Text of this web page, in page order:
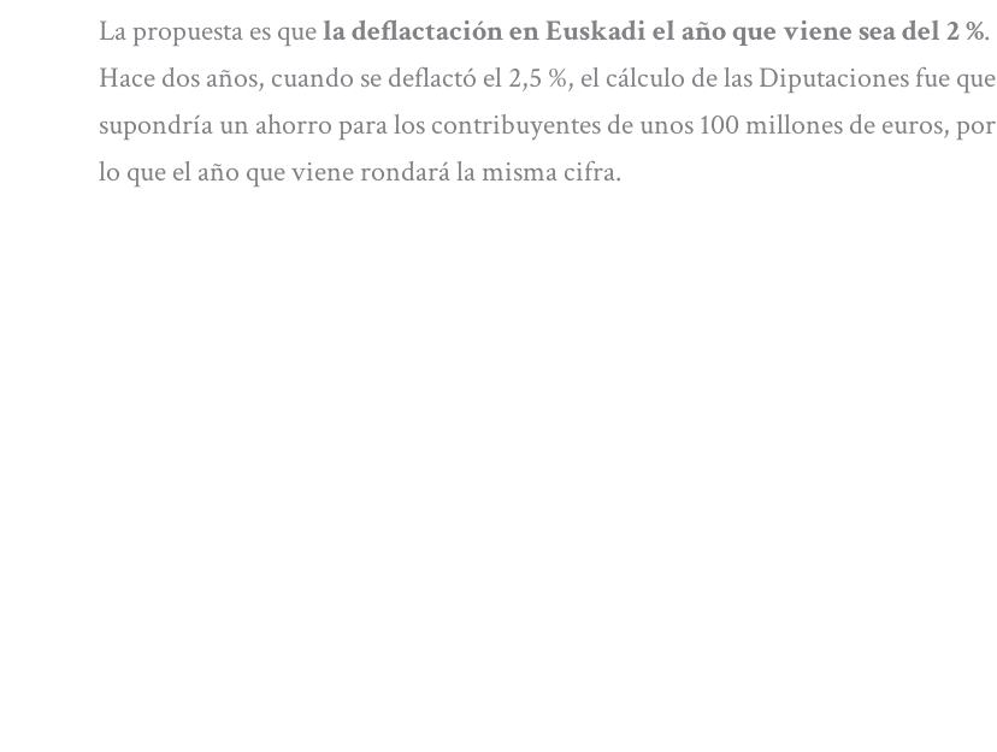
La propuesta es quela deflactación en Euskadi el año que viene sea del 2 %.
Hace dos años, cuando se deflactó el 2,5 %, el cálculo de las Diputaciones fue que
supondría un ahorro para los contribuyentes de unos 100 millones de euros, por
lo que el año que viene rondará la misma cifra.